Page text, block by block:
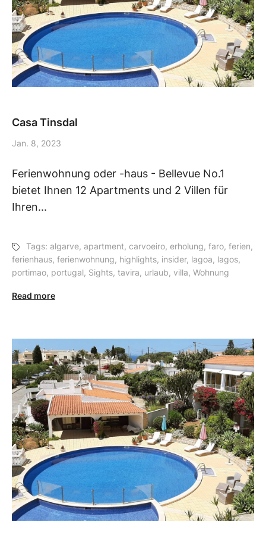
Casa Tinsdal
Jan. 8, 2023
Ferienwohnung oder -haus - Bellevue No.1
bietet Ihnen 12 Apartments und 2 Villen für
Ihren...
Tags: algarve, apartment, carvoeiro, erholung, faro, ferien,
ferienhaus, ferienwohnung, highlights, insider, lagoa, lagos,
portimao, portugal, Sights, tavira, urlaub, villa, Wohnung
Read more